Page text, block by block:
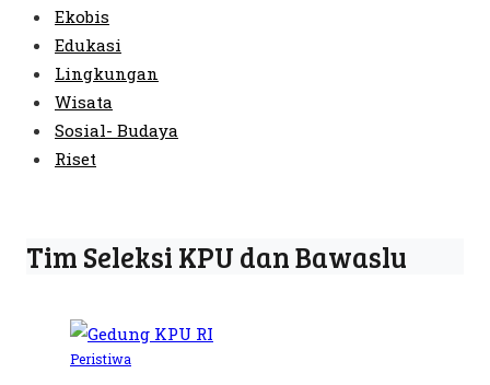
Ekobis
Edukasi
Lingkungan
Wisata
Sosial- Budaya
Riset
Tim Seleksi KPU dan Bawaslu
Peristiwa